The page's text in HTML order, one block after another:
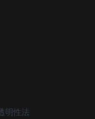
明性法